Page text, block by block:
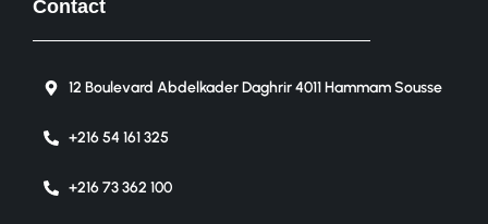
Contact
12 Boulevard Abdelkader Daghrir 4011 Hammam Sousse
+216 54 161 325
+216 73 362 100